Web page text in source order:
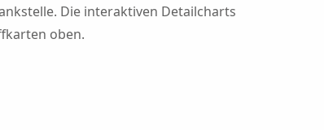
Die interaktiven Detailcharts
oben.